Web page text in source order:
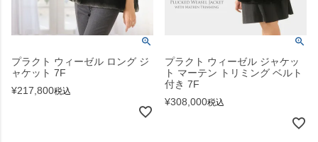
プラクト ウィーゼル ロング ジ
ャケット 7F
¥217,800税込
プラクト ウィーゼル ジャケッ
ト マーテン トリミング ベルト
付き 7F
¥308,000税込